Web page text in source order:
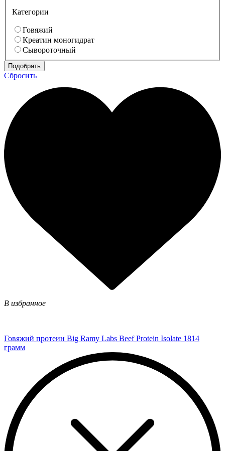
Категории
Говяжий
Креатин моногидрат
Сывороточный
Сбросить
В избранное
Говяжий протеин Big Ramy Labs Beef Protein Isolate 1814
грамм